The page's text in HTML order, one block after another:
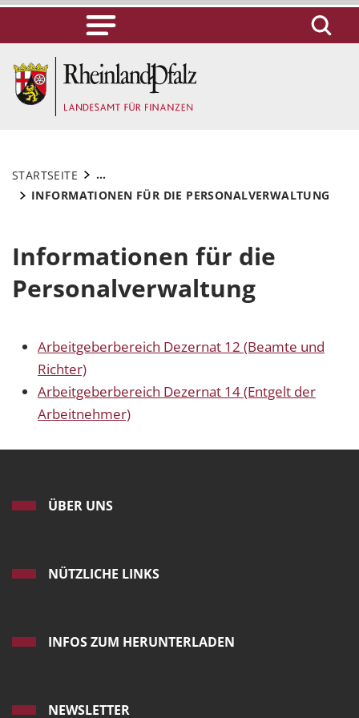
STARTSEITE
...
INFORMATIONEN FÜR DIE PERSONALVERWALTUNG
Informationen für die
Personalverwaltung
Arbeitgeberbereich Dezernat 12 (Beamte und
Richter)
Arbeitgeberbereich Dezernat 14 (Entgelt der
Arbeitnehmer)
ÜBER UNS
NÜTZLICHE LINKS
INFOS ZUM HERUNTERLADEN
NEWSLETTER